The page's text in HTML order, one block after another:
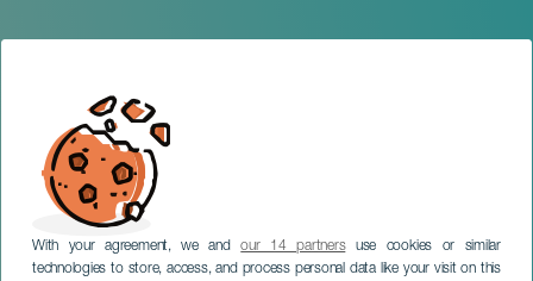
With your agreement, we andour 14 partnersuse cookies or similar
technologies to store, access, and process personal data like your visit on this